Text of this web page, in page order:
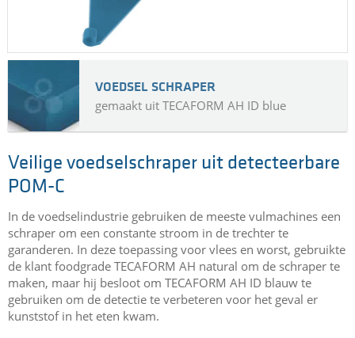
VOEDSEL SCHRAPER
gemaakt uit TECAFORM AH ID blue
Veilige voedselschraper uit detecteerbare
POM-C
In de voedselindustrie gebruiken de meeste vulmachines een
schraper om een constante stroom in de trechter te
garanderen. In deze toepassing voor vlees en worst, gebruikte
de klant foodgrade TECAFORM AH natural om de schraper te
maken, maar hij besloot om TECAFORM AH ID blauw te
gebruiken om de detectie te verbeteren voor het geval er
kunststof in het eten kwam.